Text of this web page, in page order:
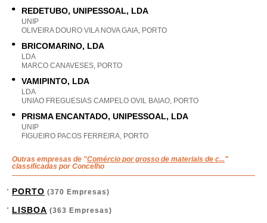
REDETUBO, UNIPESSOAL, LDA
UNIP
OLIVEIRA DOURO VILA NOVA GAIA, PORTO
BRICOMARINO, LDA
LDA
MARCO CANAVESES, PORTO
VAMIPINTO, LDA
LDA
UNIAO FREGUESIAS CAMPELO OVIL BAIAO, PORTO
PRISMA ENCANTADO, UNIPESSOAL, LDA
UNIP
FIGUEIRO PACOS FERREIRA, PORTO
Outras empresas de "Comércio por grosso de materiais de c..."
classificadas por Concelho
PORTO (370 Empresas)
LISBOA (363 Empresas)